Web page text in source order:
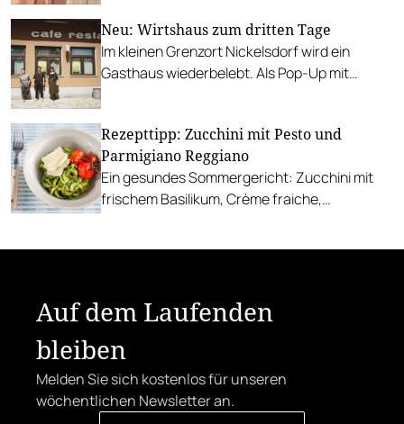
Neu: Wirtshaus zum dritten Tage
Im kleinen Grenzort Nickelsdorf wird ein
Gasthaus wiederbelebt. Als Pop-Up mit
Rezepttipp: Zucchini mit Pesto und
Parmigiano Reggiano
Ein gesundes Sommergericht: Zucchini mit
frischem Basilikum, Crème fraiche,
Auf dem Laufenden
bleiben
Melden Sie sich kostenlos für unseren
wöchentlichen Newsletter an.